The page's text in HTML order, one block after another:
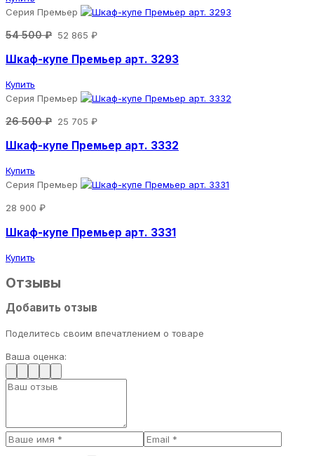
Серия Премьер
54 500 ₽ 52 865 ₽
Шкаф-купе Премьер арт. 3293
Купить
Серия Премьер
26 500 ₽ 25 705 ₽
Шкаф-купе Премьер арт. 3332
Купить
Серия Премьер
28 900 ₽
Шкаф-купе Премьер арт. 3331
Купить
Отзывы
Добавить отзыв
Поделитесь своим впечатлением о товаре
Ваша оценка: